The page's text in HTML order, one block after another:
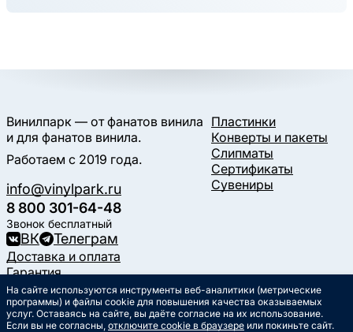
Винилпарк — от фанатов винила
и для фанатов винила.
Работаем с 2019 года.
info@vinylpark.ru
8 800 301-64-48
Звонок бесплатный
ВК Телеграм
Пластинки
Конверты и пакеты
Слипматы
Сертификаты
Сувениры
Доставка и оплата
Гарантия
Контакты
Статьи
Музыкальный календарь
На сайте используются инструменты веб-аналитики (метрические
программы) и файлы cookie для повышения качества оказываемых
услуг. Оставаясь на сайте, вы даёте согласие на их использование.
Если вы не согласны, отключите cookie в браузере или покиньте сайт.